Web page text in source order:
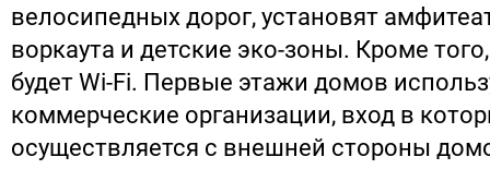
велосипедных дорог, установят
воркаута и детские эко-зоны. Кроме
будет Wi-Fi. Первые этажи домов
коммерческие организации, вход в
осуществляется с внешней стороны